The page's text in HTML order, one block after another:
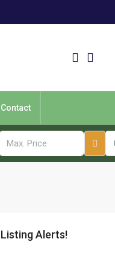
Contact
Listing Alerts!